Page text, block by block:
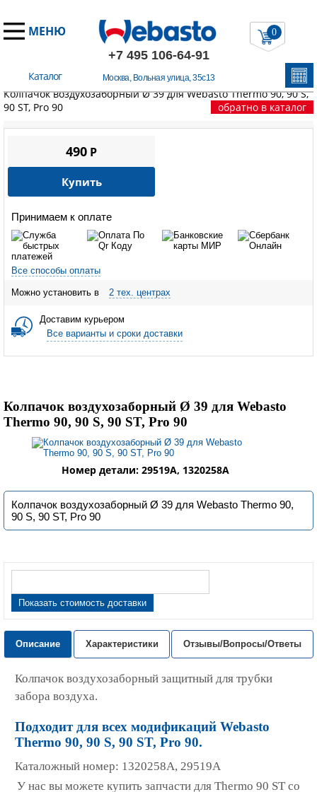
МЕНЮ
+7 495 106-64-91
Москва, Вольная улица, 35с13
Каталог
0
Главная /Запчасти Вебасто/Thermo 90/90S/90ST/Pro90
Колпачок воздухозаборный Ø 39 для Webasto Thermo 90, 90 S,
90 ST, Pro 90
обратно в каталог
Принимаем к оплате
Все способы оплаты
Можно установить в 2 тех. центрах
Доставим курьером
Все варианты и сроки доставки
490 P
Купить
Колпачок воздухозаборный Ø 39 для Webasto
Thermo 90, 90 S, 90 ST, Pro 90
Номер детали: 29519A, 1320258A
Колпачок воздухозаборный Ø 39 для Webasto Thermo 90,
90 S, 90 ST, Pro 90
Показать стоимость доставки
Описание Характеристики Отзывы/Вопросы/Ответы
Колпачок воздухозаборный защитный для трубки
забора воздуха.
Подходит для всех модификаций Webasto
Thermo 90, 90 S, 90 ST, Pro 90.
Каталожный номер: 1320258A, 29519A
У нас вы можете купить запчасти для Thermo 90 ST со